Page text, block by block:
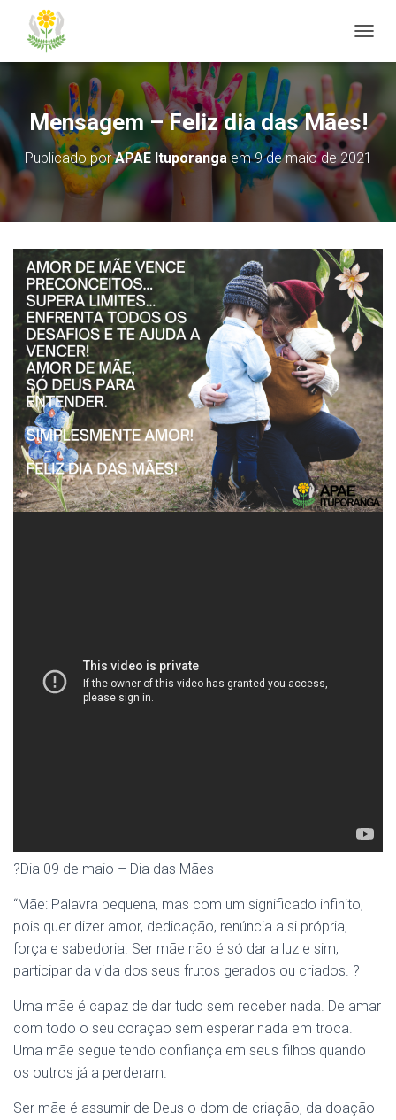
Mensagem – Feliz dia das Mães!
Publicado porAPAE Ituporangaem9 de maio de 2021
?Dia 09 de maio – Dia das Mães
“Mãe: Palavra pequena, mas com um significado infinito,
pois quer dizer amor, dedicação, renúncia a si própria,
força e sabedoria. Ser mãe não é só dar a luz e sim,
participar da vida dos seus frutos gerados ou criados. ?
Uma mãe é capaz de dar tudo sem receber nada. De amar
com todo o seu coração sem esperar nada em troca.
Uma mãe segue tendo confiança em seus filhos quando
os outros já a perderam.
Ser mãe é assumir de Deus o dom de criação, da doação